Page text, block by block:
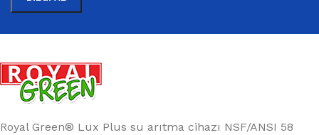
Royal Green® Lux Plus su arıtma cihazı NSF/ANSI 58